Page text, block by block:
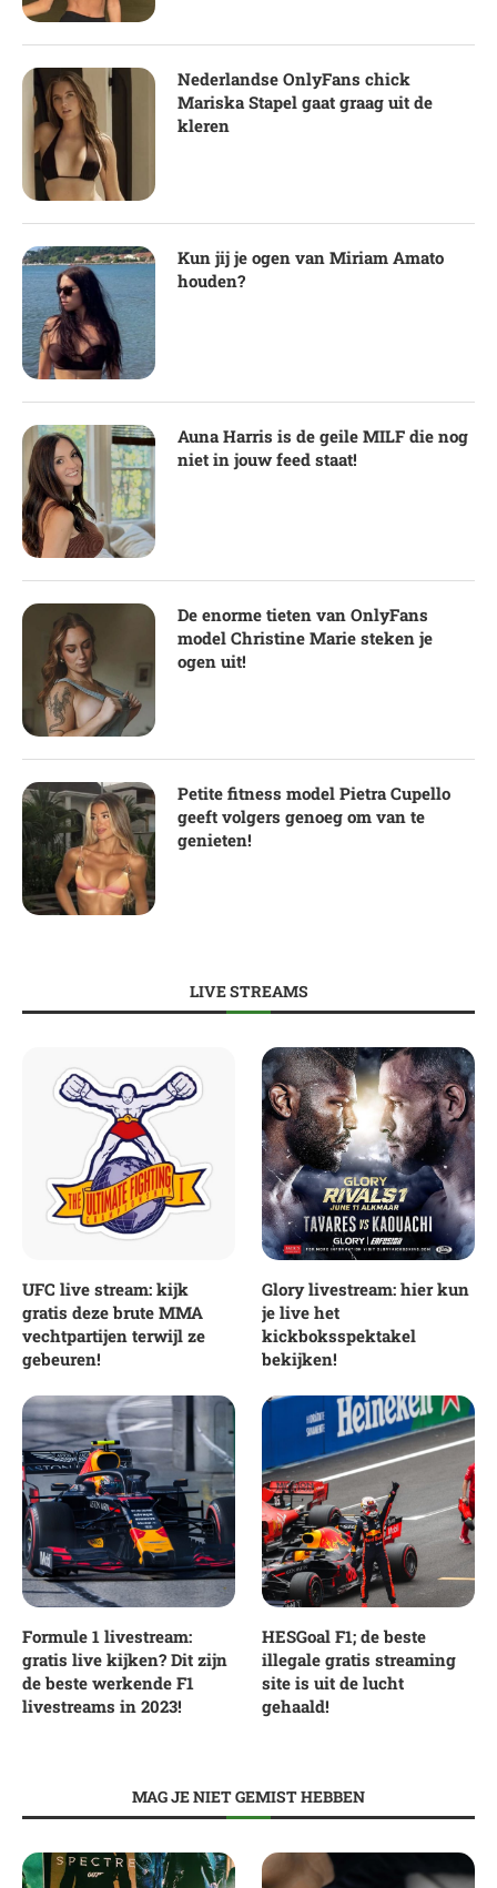
Nederlandse OnlyFans chick
Mariska Stapel gaat graag uit de
kleren
Kun jij je ogen van Miriam Amato
houden?
Auna Harris is de geile MILF die nog
niet in jouw feed staat!
De enorme tieten van OnlyFans
model Christine Marie steken je
ogen uit!
Petite fitness model Pietra Cupello
geeft volgers genoeg om van te
genieten!
LIVE STREAMS
UFC live stream: kijk
gratis deze brute MMA
vechtpartijen terwijl ze
gebeuren!
Glory livestream: hier kun
je live het
kickboksspektakel
bekijken!
Formule 1 livestream:
gratis live kijken? Dit zijn
de beste werkende F1
livestreams in 2023!
HESGoal F1; de beste
illegale gratis streaming
site is uit de lucht
gehaald!
MAG JE NIET GEMIST HEBBEN